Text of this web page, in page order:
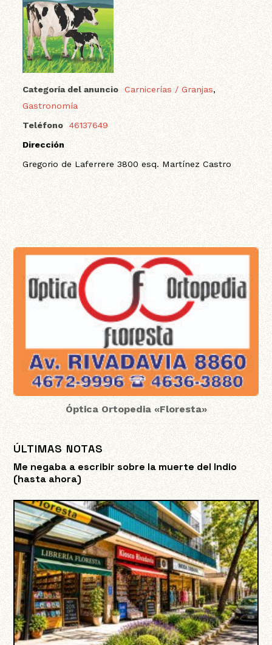
Categoría del anuncio Carnicerías / Granjas,
Gastronomía
Teléfono
46137649
Dirección
Gregorio de Laferrere 3800 esq. Martínez Castro
Óptica Ortopedia «Floresta»
ÚLTIMAS NOTAS
Me negaba a escribir sobre la muerte del Indio
(hasta ahora)